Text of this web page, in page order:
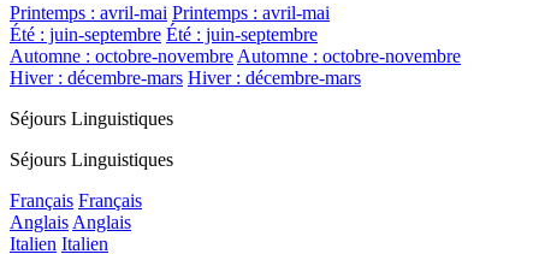
Printemps : avril-mai Printemps : avril-mai
Été : juin-septembre Été : juin-septembre
Automne : octobre-novembre Automne : octobre-novembre
Hiver : décembre-mars Hiver : décembre-mars
Séjours Linguistiques
Séjours Linguistiques
Français Français
Anglais Anglais
Italien Italien